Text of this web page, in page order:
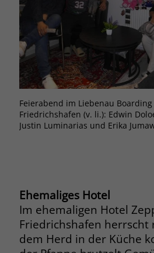
Feierabend im Liebenau
Friedrichshafen (v. li.): Edwin
Justin Luminarias und Erika
Ehemaliges Hotel
Im ehemaligen Hotel
Friedrichshafen herrscht
dem Herd in der Küche
Name PHPSESSID
Anbieter stiftung-
Laufzeit Session
Zweck
Behält die
allen
Laufzeit 1 Monat
Zweck
Behält die
zum Cookie Opt-In
Zweck
Browsers und die
exklusiv für diese
Dadurch wird
Aktionen, die bei
derselben
werden, mit
Name _clsk
Zweck
Microsoft Clarity
um die
zu speichern und